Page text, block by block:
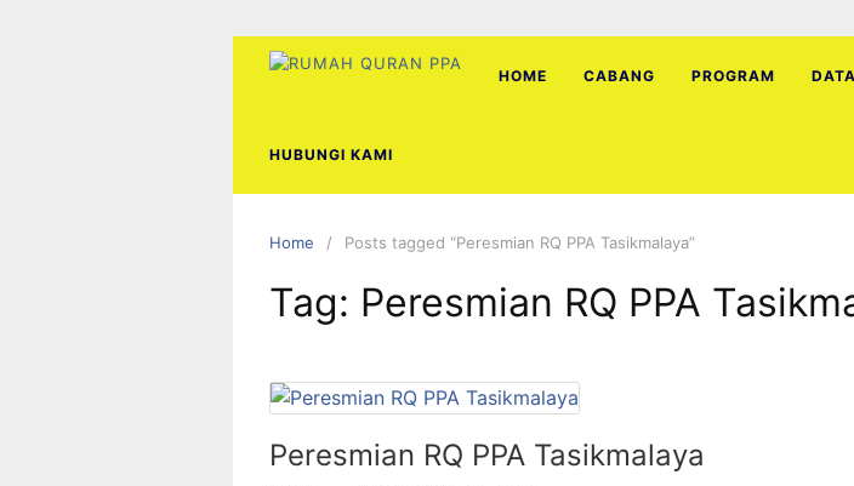
HOME CABANG PROGRAM
HUBUNGI KAMI
Home Posts tagged “Peresmian RQ PPA Tasikmalaya”
Tag: Peresmian RQ PPA
Peresmian RQ PPA Tasikmalaya